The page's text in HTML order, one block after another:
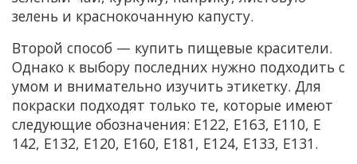
зелень и краснокочанную капусту.
Второй способ — купить пищевые красители.
Однако к выбору последних нужно подходить с
умом и внимательно изучить этикетку. Для
покраски подходят только те, которые имеют
следующие обозначения: Е122, Е163, Е110, Е
142, Е132, Е120, Е160, Е181, Е124, Е133, Е131.